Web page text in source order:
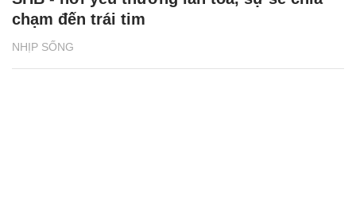
NHỊP SỐNG
chạm đến trái tim